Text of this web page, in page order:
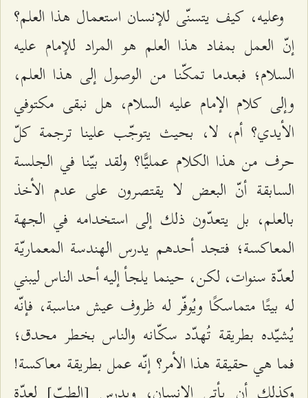
وعليه، كيف يتسنّى للإنسان استعمال هذا العلم؟
إنّ العمل بمفاد هذا العلم هو المراد للإمام عليه
السلام؛ فبعدما تمكّنا من الوصول إلى هذا العلم،
وإلى كلام الإمام عليه السلام، هل نبقى مكتوفي
الأيدي؟ أم، لا، بحيث يتوجّب علينا ترجمة كلّ
حرف من هذا الكلام عمليًّا؟ ولقد بيّنا في الجلسة
السابقة أنّ البعض لا يقتصرون على عدم الأخذ
بالعلم، بل يتعدّون ذلك إلى استخدامه في الجهة
المعاكسة؛ فتجد أحدهم يدرس الهندسة المعماريّة
لعدّة سنوات، لكن، حينما يلجأ إليه أحد الناس ليبني
له بيتًا متماسكًا ويُوفّر له ظروف عيش مناسبة، فإنّه
يُشيّده بطريقة تُهدّد سكّانه والناس بخطر محدق؛
فما هي حقيقة هذا الأمر؟ إنّه عمل بطريقة معاكسة!